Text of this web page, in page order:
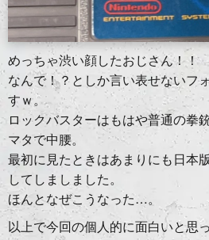
めっちゃ渋い顔したおじさん！！
なんで！？としか言い表せないフ
すｗ。
ロックバスターはもはや普通の拳
マタで中腰。
最初に見たときはあまりにも日本
してしましました。
ほんとなぜこうなった…。
以上で今回の個人的に面白いと思